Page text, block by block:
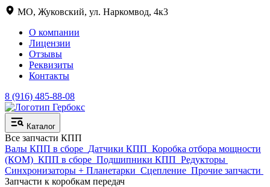
МО, Жуковский, ул. Наркомвод, 4к3
О компании
Лицензии
Отзывы
Реквизиты
Контакты
8 (916) 485-88-08
Каталог
Все запчасти КПП
Валы КПП в сборе Датчики КПП Коробка отбора мощности
(КОМ) КПП в сборе Подшипники КПП Редукторы
Синхронизаторы + Планетарки Сцепление Прочие запчасти
Запчасти к коробкам передач